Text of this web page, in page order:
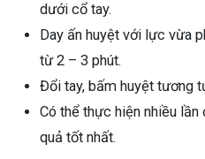
dưới cổ tay.
Day ấn huyệt với lực vừa
từ 2 – 3 phút.
Đổi tay, bấm huyệt tương
Có thể thực hiện nhiều
quả tốt nhất.